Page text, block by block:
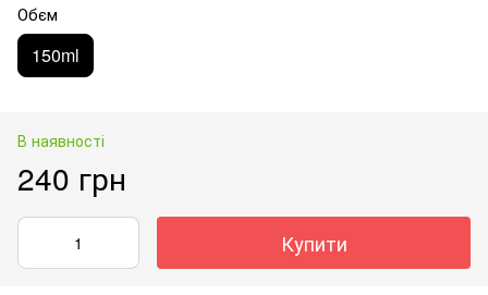
Обєм
150ml
В наявності
240 грн
Купити